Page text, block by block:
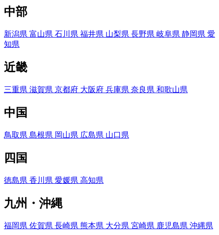
中部
新潟県 富山県 石川県 福井県 山梨県 長野県 岐阜県 静岡県 愛
知県
近畿
三重県 滋賀県 京都府 大阪府 兵庫県 奈良県 和歌山県
中国
鳥取県 島根県 岡山県 広島県 山口県
四国
徳島県 香川県 愛媛県 高知県
九州・沖縄
福岡県 佐賀県 長崎県 熊本県 大分県 宮崎県 鹿児島県 沖縄県